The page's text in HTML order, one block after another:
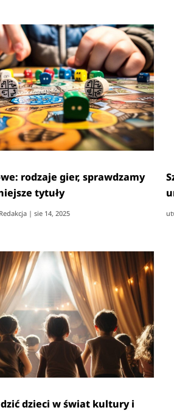
rodzaje gier, sprawdzamy
tytuły
Redakcja |sie 14, 2025
dzieci w świat kultury i